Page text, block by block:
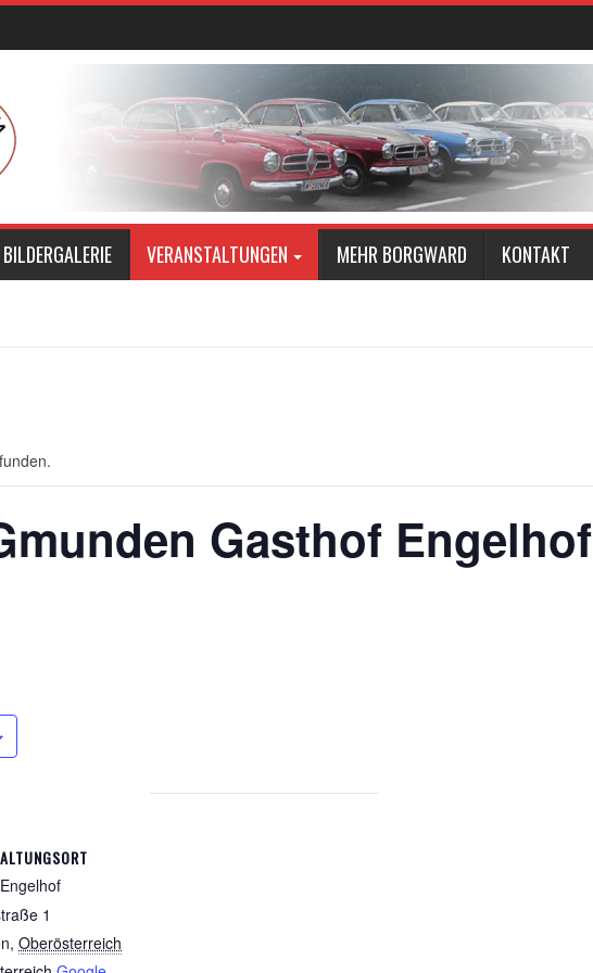
BILDERGALERIE VERANSTALTUNGEN MEHR BORGWARD KONTAKT
Gasthof Engelhof
1
, Oberösterreich